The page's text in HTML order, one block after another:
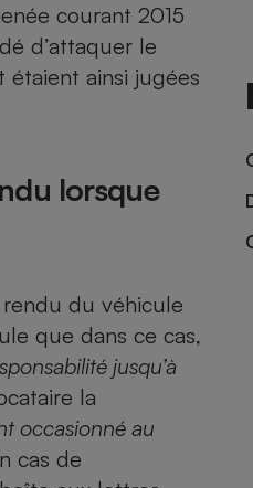
courant 2015
d’attaquer le
étaient ainsi jugées
lorsque
rendu du véhicule
que dans ce cas,
jusqu’à
la
occasionné au
cas de